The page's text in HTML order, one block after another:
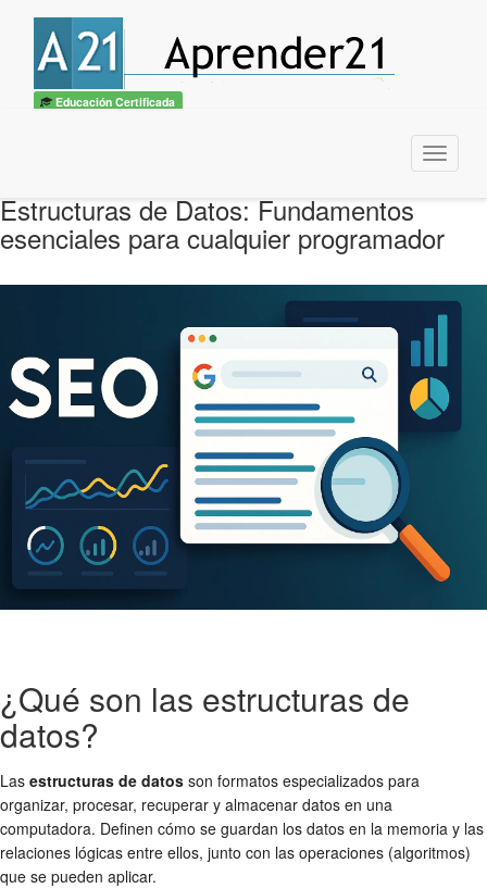
Educación Certificada
Menu
Estructuras de Datos: Fundamentos
esenciales para cualquier programador
¿Qué son las estructuras de
datos?
Las estructuras de datos son formatos especializados para
organizar, procesar, recuperar y almacenar datos en una
computadora. Definen cómo se guardan los datos en la memoria y las
relaciones lógicas entre ellos, junto con las operaciones (algoritmos)
que se pueden aplicar.